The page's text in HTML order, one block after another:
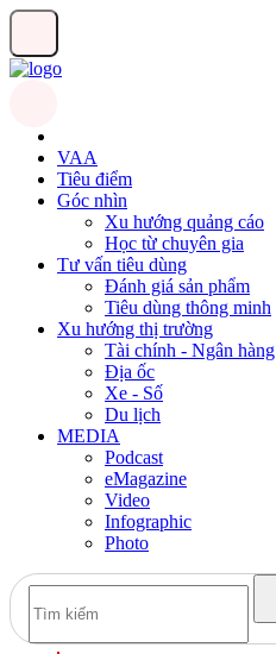
VAA
Tiêu điểm
Góc nhìn
Xu hướng quảng cáo
Học từ chuyên gia
Tư vấn tiêu dùng
Đánh giá sản phẩm
Tiêu dùng thông minh
Xu hướng thị trường
Tài chính - Ngân hàng
Địa ốc
Xe - Số
Du lịch
MEDIA
Podcast
eMagazine
Video
Infographic
Photo